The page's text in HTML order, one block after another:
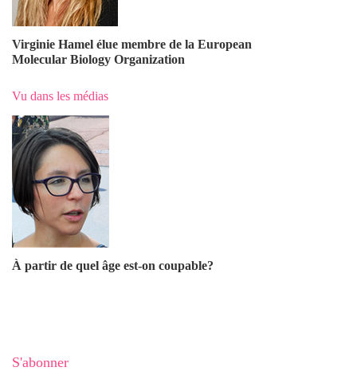
Virginie Hamel élue membre de la European
Molecular Biology Organization
Vu dans les médias
À partir de quel âge est-on coupable?
S'abonner